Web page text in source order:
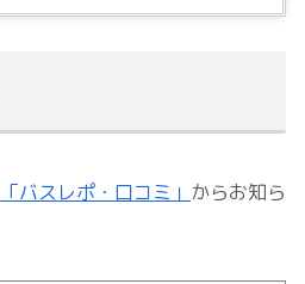
「バスレポ・口コミ」 からお知ら